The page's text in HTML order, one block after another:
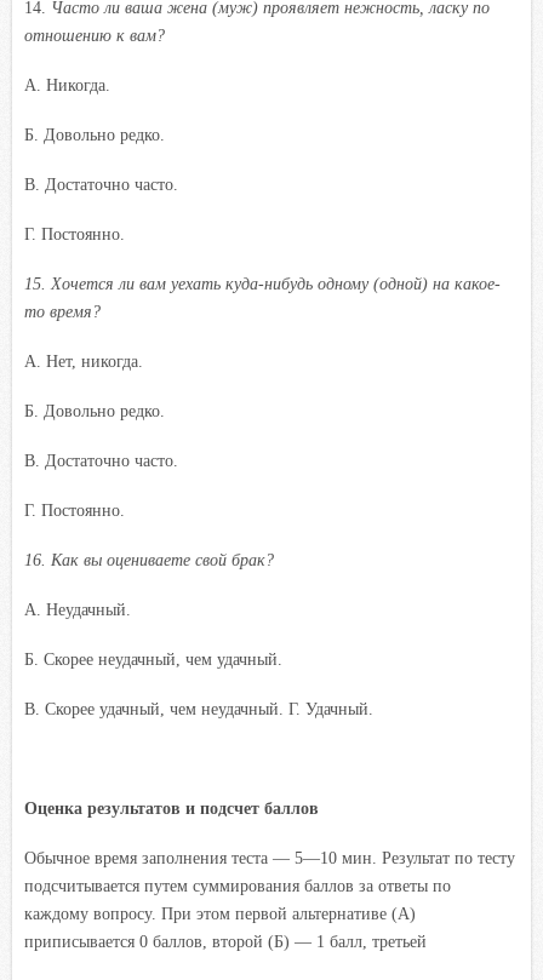
14. Часто ли ваша жена (муж) проявляет нежность, ласку по
отношению к вам?
A. Никогда.
Б. Довольно редко.
B. Достаточно часто.
Г. Постоянно.
15. Хочется ли вам уехать куда-нибудь одному (одной) на какое-
то время?
A. Нет, никогда.
Б. Довольно редко.
B. Достаточно часто.
Г. Постоянно.
16. Как вы оцениваете свой брак?
A. Неудачный.
Б. Скорее неудачный, чем удачный.
B. Скорее удачный, чем неудачный. Г. Удачный.
Оценка результатов и подсчет баллов
Обычное время заполнения теста — 5—10 мин. Результат по тесту
подсчитывается путем суммирования баллов за ответы по
каждому вопросу. При этом первой альтернативе (А)
приписывается 0 баллов, второй (Б) — 1 балл, третьей